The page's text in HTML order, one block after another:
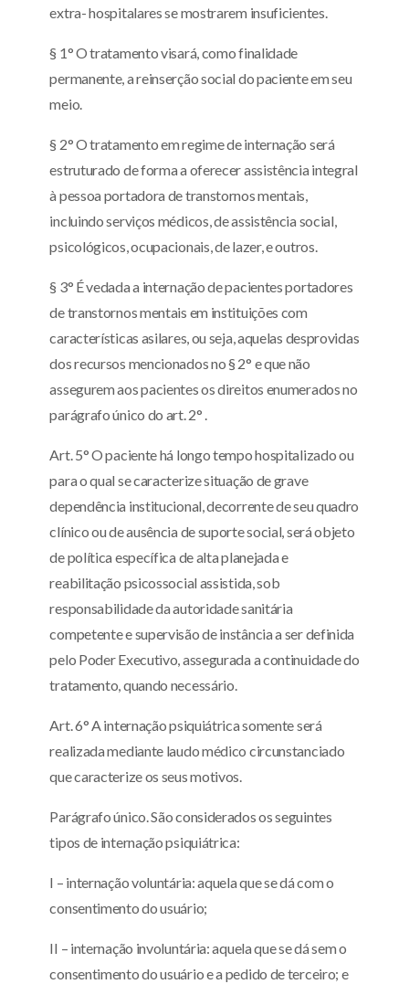
extra- hospitalares se mostrarem insuficientes.
§ 1° O tratamento visará, como finalidade
permanente, a reinserção social do paciente em seu
meio.
§ 2° O tratamento em regime de internação será
estruturado de forma a oferecer assistência integral
à pessoa portadora de transtornos mentais,
incluindo serviços médicos, de assistência social,
psicológicos, ocupacionais, de lazer, e outros.
§ 3° É vedada a internação de pacientes portadores
de transtornos mentais em instituições com
características asilares, ou seja, aquelas desprovidas
dos recursos mencionados no § 2° e que não
assegurem aos pacientes os direitos enumerados no
parágrafo único do art. 2° .
Art. 5° O paciente há longo tempo hospitalizado ou
para o qual se caracterize situação de grave
dependência institucional, decorrente de seu quadro
clínico ou de ausência de suporte social, será objeto
de política específica de alta planejada e
reabilitação psicossocial assistida, sob
responsabilidade da autoridade sanitária
competente e supervisão de instância a ser definida
pelo Poder Executivo, assegurada a continuidade do
tratamento, quando necessário.
Art. 6° A internação psiquiátrica somente será
realizada mediante laudo médico circunstanciado
que caracterize os seus motivos.
Parágrafo único. São considerados os seguintes
tipos de internação psiquiátrica:
I – internação voluntária: aquela que se dá com o
consentimento do usuário;
II – internação involuntária: aquela que se dá sem o
consentimento do usuário e a pedido de terceiro; e